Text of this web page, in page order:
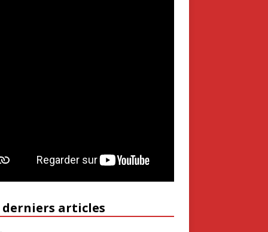
derniers articles